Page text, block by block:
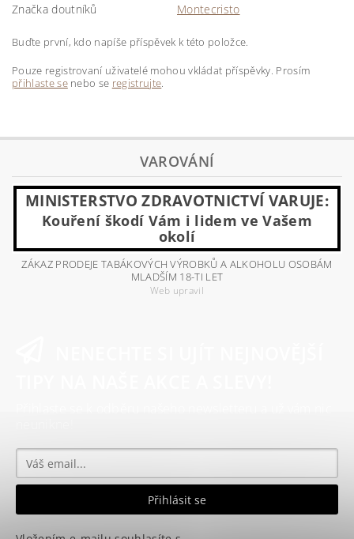
Značka doutníků
Montecristo
Buďte první, kdo napíše příspěvek k této položce.
Pouze registrovaní uživatelé mohou vkládat příspěvky. Prosím
přihlaste senebo se registrujte.
VAROVÁNÍ
MINISTERSTVO ZDRAVOTNICTVÍ VARUJE:
Kouření škodí Vám i lidem ve Vašem
okolí
ZÁKAZ PRODEJE TABÁKOVÝCH VÝROBKŮ A ALKOHOLU OSOBÁM
MLADŠÍM 18-TI LET
Web upravil